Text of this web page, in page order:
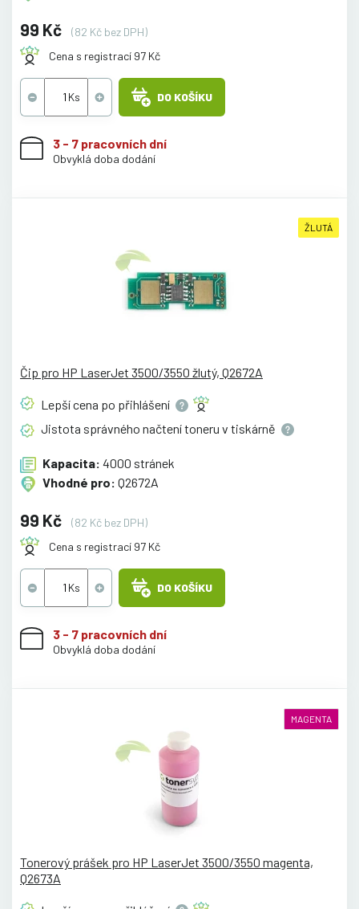
99 Kč
(82 Kč bez DPH)
Cena s registrací 97 Kč
DO KOŠÍKU
3 - 7 pracovních dní
Obvyklá doba dodání
ŽLUTÁ
Čip pro HP LaserJet 3500/3550 žlutý, Q2672A
Lepší cena po přihlášení
Jistota správného načtení toneru v tiskárně
Kapacita: 4000 stránek
Vhodné pro: Q2672A
99 Kč
(82 Kč bez DPH)
Cena s registrací 97 Kč
DO KOŠÍKU
3 - 7 pracovních dní
Obvyklá doba dodání
MAGENTA
Tonerový prášek pro HP LaserJet 3500/3550 magenta,
Q2673A